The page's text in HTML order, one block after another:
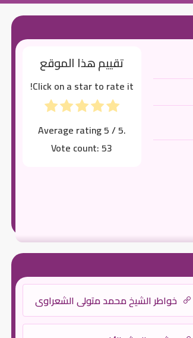
تقييم هذا الموقع
Click on a star to rate it!
Average rating5/ 5.
Vote count:53
خواطر الشيخ محمد متولى الشعراوي